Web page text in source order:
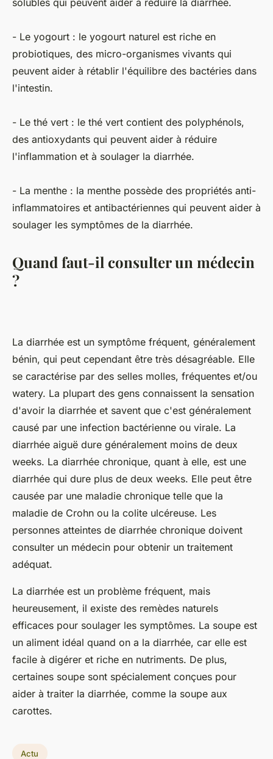
- Le yogourt : le yogourt naturel est riche en
probiotiques, des micro-organismes vivants qui
peuvent aider à rétablir l'équilibre des bactéries dans
l'intestin.
- Le thé vert : le thé vert contient des polyphénols,
des antioxydants qui peuvent aider à réduire
l'inflammation et à soulager la diarrhée.
- La menthe : la menthe possède des propriétés anti-
inflammatoires et antibactériennes qui peuvent aider à
soulager les symptômes de la diarrhée.
Quand faut-il consulter un médecin
?
La diarrhée est un symptôme fréquent, généralement
bénin, qui peut cependant être très désagréable. Elle
se caractérise par des selles molles, fréquentes et/ou
watery. La plupart des gens connaissent la sensation
d'avoir la diarrhée et savent que c'est généralement
causé par une infection bactérienne ou virale. La
diarrhée aiguë dure généralement moins de deux
weeks. La diarrhée chronique, quant à elle, est une
diarrhée qui dure plus de deux weeks. Elle peut être
causée par une maladie chronique telle que la
maladie de Crohn ou la colite ulcéreuse. Les
personnes atteintes de diarrhée chronique doivent
consulter un médecin pour obtenir un traitement
adéquat.
La diarrhée est un problème fréquent, mais
heureusement, il existe des remèdes naturels
efficaces pour soulager les symptômes. La soupe est
un aliment idéal quand on a la diarrhée, car elle est
facile à digérer et riche en nutriments. De plus,
certaines soupe sont spécialement conçues pour
aider à traiter la diarrhée, comme la soupe aux
carottes.
Actu